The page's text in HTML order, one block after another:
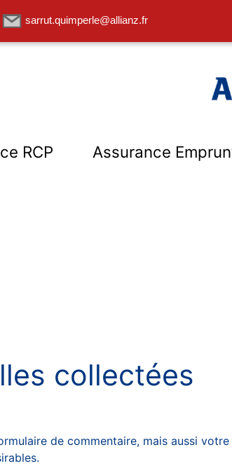
sarrut.quimperle@allianz.fr
RCP Assurance
collectées
de commentaire, mais aussi